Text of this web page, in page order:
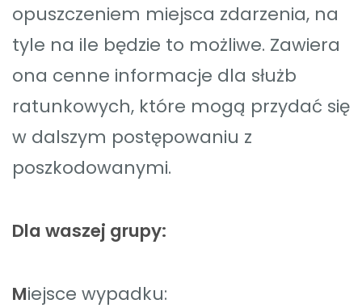
opuszczeniem miejsca zdarzenia, na
tyle na ile będzie to możliwe. Zawiera
ona cenne informacje dla służb
ratunkowych, które mogą przydać się
w dalszym postępowaniu z
poszkodowanymi.
Dla waszej grupy:
Miejsce wypadku: